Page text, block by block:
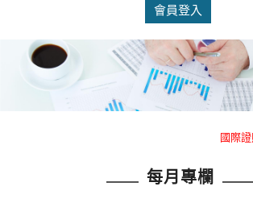
會員登入
重大消息：RFP美國註冊財務策劃師協會大中華
重大消息：RFP美國註冊財務策劃師協會大中華
每月專欄